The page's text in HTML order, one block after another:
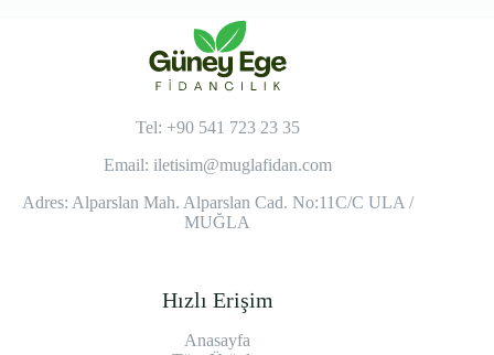
Tel: +90 541 723 23 35
Email: iletisim@muglafidan.com
Adres: Alparslan Mah. Alparslan Cad. No:11C/C ULA /
MUĞLA
Hızlı Erişim
Anasayfa